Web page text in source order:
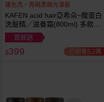
護色洗，再現柔順光澤髮
KAFEN acid hair亞希朵~酸蛋白
洗髮精／滋養霜(800ml) 多款可
選
買就送
$399 已銷售5.2萬